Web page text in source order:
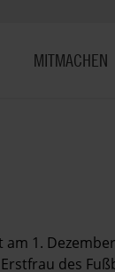
MITMACHEN
1.
des